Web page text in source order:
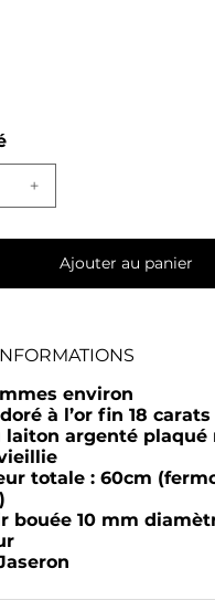
Ajouter au panier
environ
à l’or fin 18
laiton argenté plaqué
totale : 60cm
bouée 10 mm